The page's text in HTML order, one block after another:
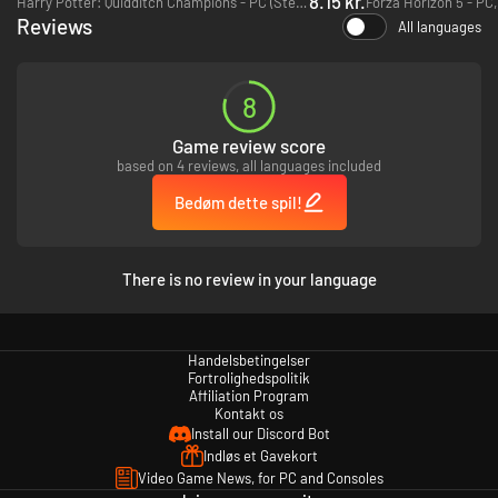
LIGE SOM DU VIL HAVE DET
Er du en vovehals, der forvandler hvert løb til ren adrenalin? Eller måske
er du typen, der kan lide at prøve dine grænser af? Sagde du “fan af store
uheld”? HOT WHEELS UNLEASHED 2 - Turbocharged byder på alt dette og
meget mere. Forskellige spiltyper til den slags "sjov", du synes om, offline
De mest roste baneeditors er tilbage! Skab din drømmebane med den
Livery Editor er klar: med nye værktøjer som Stickers Editor kan du
designe mønstre og former til dit mesterværk. Den bedste kommer helt
Reviews All languages
8
Game review score
based on 4 reviews, all languages included
Bedøm dette spil!
There is no review in your language
Handelsbetingelser
Fortrolighedspolitik
Affiliation Program
Kontakt os
Install our Discord Bot
Indløs et Gavekort
Video Game News, for PC and Consoles